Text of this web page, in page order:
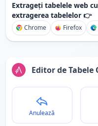
Extrageți tabelele web
extragerea tabelelor 👉
Chrome Firefox
Editor de Tabele
Anulează